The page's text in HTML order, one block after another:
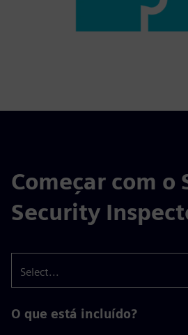
Começar com o
Security
Select...
O que está incluído?